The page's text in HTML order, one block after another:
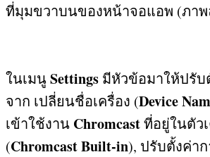
ที่มุมขวาบนของหน้าจอแอพ (ภา
ในเมนูSettings มีหัวข้อมาให้ปรับ
จาก เปลี่ยนชื่อเครื่อง (Device
เข้าใช้งาน Chromcastที่อยู่ในตัว
(Chromcast Built-in), ปรับตั้งค่า